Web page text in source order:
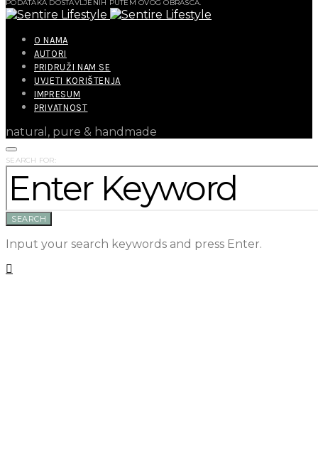
PODATAKA DOSTAVLJENIH PUTEM OVOG OBRASCA.
O NAMA
AUTORI
PRIDRUŽI NAM SE
UVJETI KORIŠTENJA
IMPRESUM
PRIVATNOST
natural, pure & handmade
SEARCH FOR:
SEARCH
Input your search keywords and press Enter.